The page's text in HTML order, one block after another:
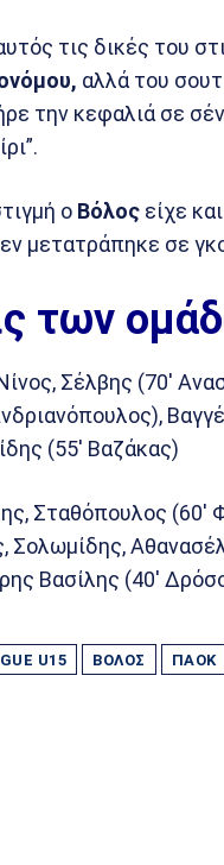
τις δικές του
αλλά του
την κεφαλιά σε
ο Βόλος είχε
μετατράπηκε σε
των
Σέλβης (70′
(55′ Βαζάκας)
Σταθόπουλος (60′
Σολωμίδης,
Βασίλης (40′
U15 ΒΌΛΟΣ ΠΑΟΚ